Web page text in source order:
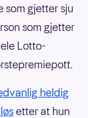
som gjetter sju
som gjetter
Lotto-
heldig
etter at hun